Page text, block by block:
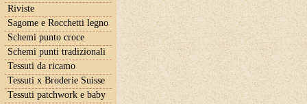
Riviste
Sagome e Rocchetti legno
Schemi punto croce
Schemi punti tradizionali
Tessuti da ricamo
Tessuti x Broderie Suisse
Tessuti patchwork e baby